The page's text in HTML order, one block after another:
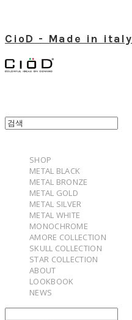
CioD - Made in italy
SHOP
METAL BLACK
METAL BRONZE
METAL GOLD
METAL SILVER
METAL WHITE
MONOCHROME
AMORE COLLECTION
SKULL COLLECTION
STAR COLLECTION
ABOUT
LOOKBOOK
NEWS